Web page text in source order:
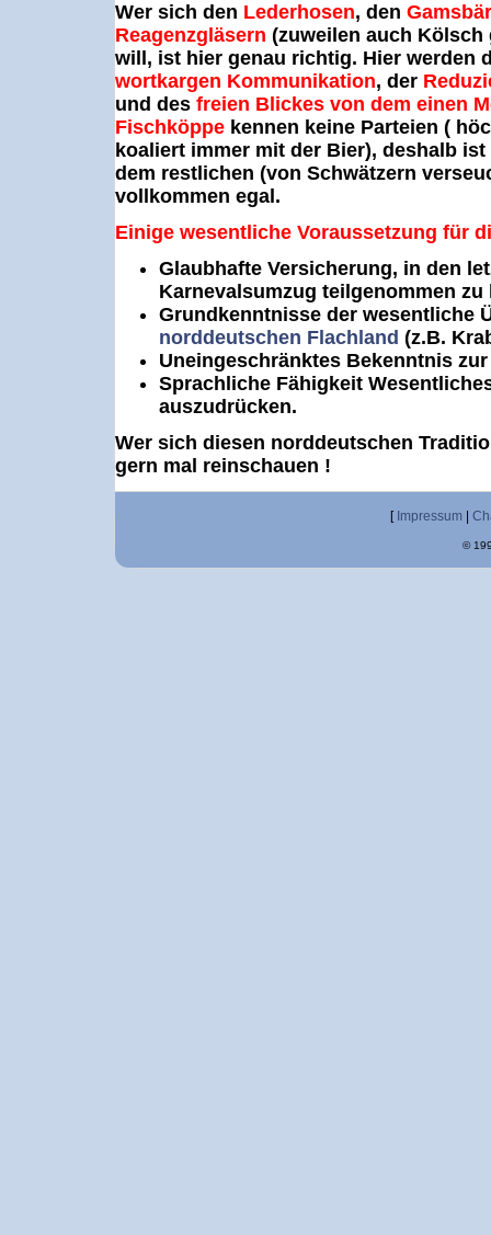
Wer sich den Lederhosen, den
Reagenzgläsern (zuweilen auch Kölsch
will, ist hier genau richtig. Hier werden
wortkargen Kommunikation, der
und des freien Blickes von dem einen
Fischköppe kennen keine Parteien (
koaliert immer mit der Bier), deshalb
dem restlichen (von Schwätzern
vollkommen egal.
Einige wesentliche Voraussetzung für
Glaubhafte Versicherung, in den
Karnevalsumzug teilgenommen zu
Grundkenntnisse der wesentliche
norddeutschen Flachland (z.B.
Uneingeschränktes Bekenntnis
Sprachliche Fähigkeit
auszudrücken.
Wer sich diesen norddeutschen
gern mal reinschauen !
[ Impressum
©